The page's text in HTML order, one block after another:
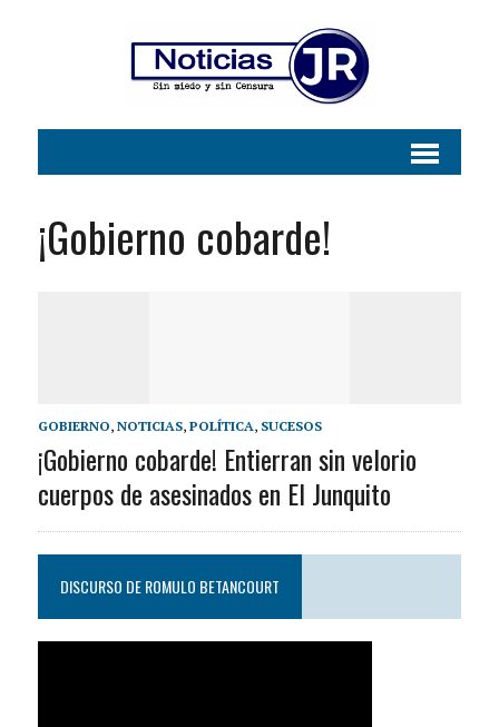
¡Gobierno cobarde!
GOBIERNO, NOTICIAS, POLÍTICA, SUCESOS
¡Gobierno cobarde! Entierran sin velorio
cuerpos de asesinados en El Junquito
DISCURSO DE ROMULO BETANCOURT